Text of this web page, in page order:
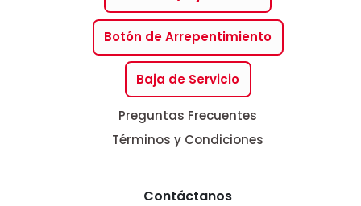
Botón de Arrepentimiento
Baja de Servicio
Preguntas Frecuentes
Términos y Condiciones
Contáctanos